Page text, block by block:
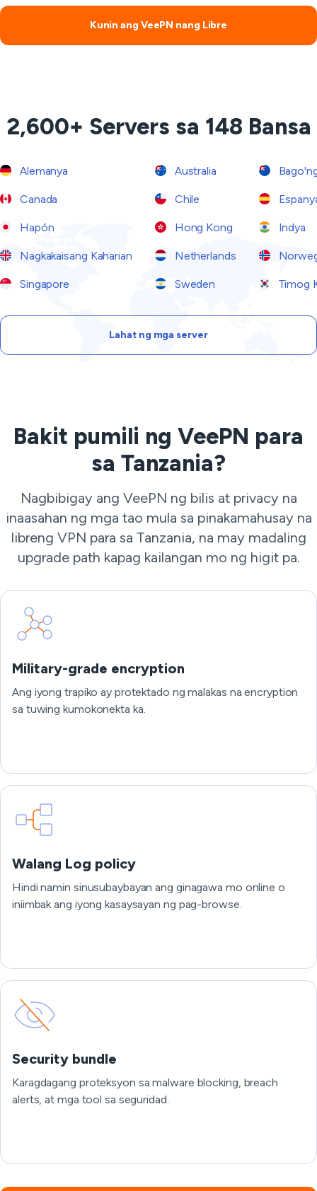
Kunin ang VeePN nang Libre
2,600+ Servers sa 148 Bansa
Alemanya Australia
Canada Chile
Hapón Hong Kong Indya
Nagkakaisang Kaharian Netherlands
Singapore Sweden Timog
Lahat ng mga server
Bakit pumili ng VeePN para
sa Tanzania?
Nagbibigay ang VeePN ng bilis at privacy na
inaasahan ng mga tao mula sa pinakamahusay na
libreng VPN para sa Tanzania, na may madaling
upgrade path kapag kailangan mo ng higit pa.
Military-grade encryption
Ang iyong trapiko ay protektado ng malakas na encryption
sa tuwing kumokonekta ka.
Walang Log policy
Hindi namin sinusubaybayan ang ginagawa mo online o
iniimbak ang iyong kasaysayan ng pag-browse.
Security bundle
Karagdagang proteksyon sa malware blocking, breach
alerts, at mga tool sa seguridad.